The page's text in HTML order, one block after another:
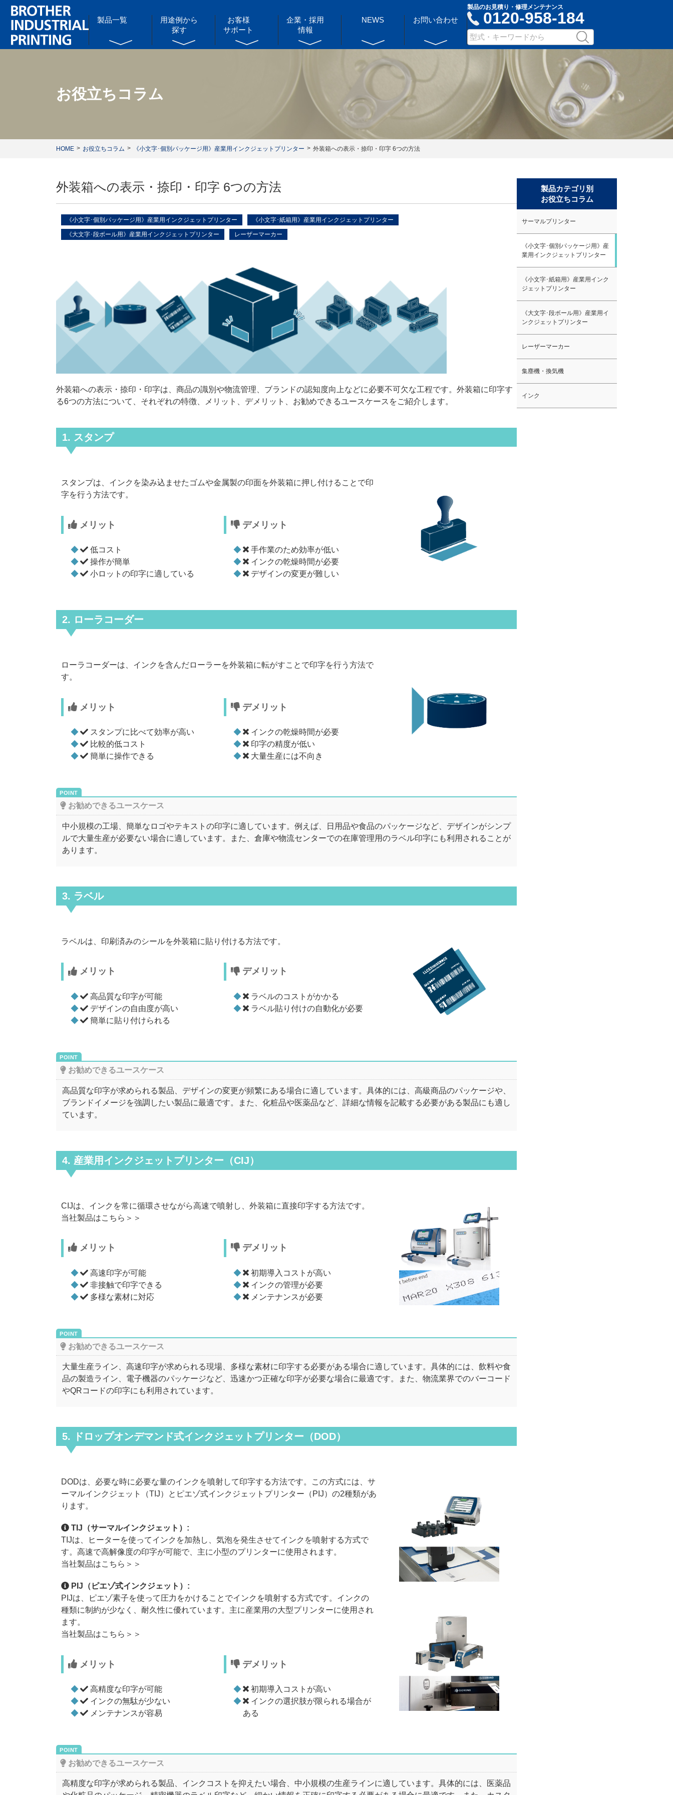
製品一覧
用途例から
探す
お客様
サポート
企業・採用
情報
NEWS お問い合わせ
製品のお見積り・修理メンテナンス
0120-958-184
サ
イ
索：
キ
ー
検
索
お役立ちコラム
HOME お役立ちコラム 《小文字･個別パッケージ用》産業用インクジェットプリンター 外装箱への表示・捺印・印字 6つの方法
外装箱への表示・捺印・印字 6つの方法
《小文字･個別パッケージ用》産業用インクジェットプリンター 《小文字･紙箱用》産業用インクジェットプリンター
《大文字･段ボール用》産業用インクジェットプリンター レーザーマーカー
外装箱への表示・捺印・印字は、商品の識別や物流管理、ブランドの認知度向上などに必要不可欠な工程です。外装箱に印字す
る6つの方法について、それぞれの特徴、メリット、デメリット、お勧めできるユースケースをご紹介します。
1. スタンプ
スタンプは、インクを染み込ませたゴムや金属製の印面を外装箱に押し付けることで印
字を行う方法です。
メリット
低コスト
操作が簡単
小ロットの印字に適している
デメリット
手作業のため効率が低い
インクの乾燥時間が必要
デザインの変更が難しい
2. ローラコーダー
ローラコーダーは、インクを含んだローラーを外装箱に転がすことで印字を行う方法で
す。
メリット
スタンプに比べて効率が高い
比較的低コスト
簡単に操作できる
デメリット
インクの乾燥時間が必要
印字の精度が低い
大量生産には不向き
お勧めできるユースケース
中小規模の工場、簡単なロゴやテキストの印字に適しています。例えば、日用品や食品のパッケージなど、デザインがシンプ
ルで大量生産が必要ない場合に適しています。また、倉庫や物流センターでの在庫管理用のラベル印字にも利用されることが
あります。
3. ラベル
ラベルは、印刷済みのシールを外装箱に貼り付ける方法です。
メリット
高品質な印字が可能
デザインの自由度が高い
簡単に貼り付けられる
デメリット
ラベルのコストがかかる
ラベル貼り付けの自動化が必要
お勧めできるユースケース
高品質な印字が求められる製品、デザインの変更が頻繁にある場合に適しています。具体的には、高級商品のパッケージや、
ブランドイメージを強調したい製品に最適です。また、化粧品や医薬品など、詳細な情報を記載する必要がある製品にも適し
ています。
4. 産業用インクジェットプリンター（CIJ）
CIJは、インクを常に循環させながら高速で噴射し、外装箱に直接印字する方法です。
当社製品はこちら＞＞
メリット
高速印字が可能
非接触で印字できる
多様な素材に対応
デメリット
初期導入コストが高い
インクの管理が必要
メンテナンスが必要
お勧めできるユースケース
大量生産ライン、高速印字が求められる現場、多様な素材に印字する必要がある場合に適しています。具体的には、飲料や食
品の製造ライン、電子機器のパッケージなど、迅速かつ正確な印字が必要な場合に最適です。また、物流業界でのバーコード
やQRコードの印字にも利用されています。
5. ドロップオンデマンド式インクジェットプリンター（DOD）
DODは、必要な時に必要な量のインクを噴射して印字する方法です。この方式には、サ
ーマルインクジェット（TIJ）とピエゾ式インクジェットプリンター（PIJ）の2種類があ
ります。
TIJ（サーマルインクジェット）:
TIJは、ヒーターを使ってインクを加熱し、気泡を発生させてインクを噴射する方式で
す。高速で高解像度の印字が可能で、主に小型のプリンターに使用されます。
当社製品はこちら＞＞
PIJ（ピエゾ式インクジェット）:
PIJは、ピエゾ素子を使って圧力をかけることでインクを噴射する方式です。インクの
種類に制約が少なく、耐久性に優れています。主に産業用の大型プリンターに使用され
ます。
当社製品はこちら＞＞
メリット
高精度な印字が可能
インクの無駄が少ない
メンテナンスが容易
デメリット
初期導入コストが高い
インクの選択肢が限られる場合が
ある
お勧めできるユースケース
高精度な印字が求められる製品、インクコストを抑えたい場合、中小規模の生産ラインに適しています。具体的には、医薬品
製品カテゴリ別
お役立ちコラム
サーマルプリンター
《小文字･個別パッケージ用》産
業用インクジェットプリンター
《小文字･紙箱用》産業用インク
ジェットプリンター
《大文字･段ボール用》産業用イ
ンクジェットプリンター
レーザーマーカー
集塵機・換気機
インク